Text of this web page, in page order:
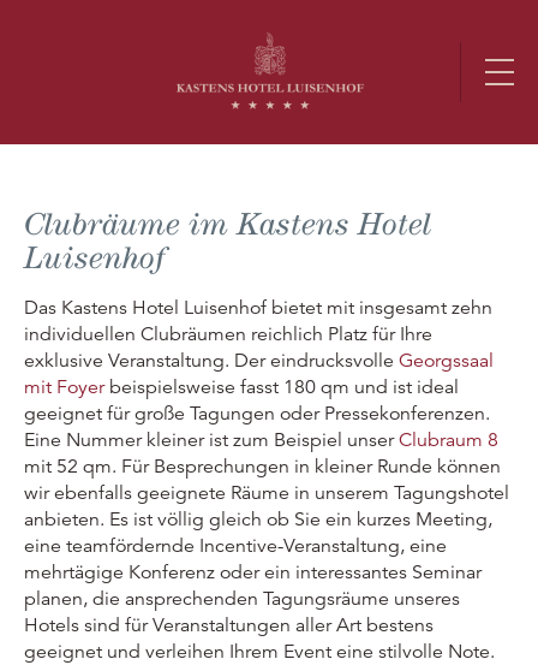
Clubräume im Kastens Hotel
Luisenhof
Das Kastens Hotel Luisenhof bietet mit insgesamt zehn
individuellen Clubräumen reichlich Platz für Ihre
exklusive Veranstaltung. Der eindrucksvolle Georgssaal
mit Foyerbeispielsweise fasst 180 qm und ist ideal
geeignet für große Tagungen oder Pressekonferenzen.
Eine Nummer kleiner ist zum Beispiel unserClubraum 8
mit 52 qm. Für Besprechungen in kleiner Runde können
wir ebenfalls geeignete Räume in unserem Tagungshotel
anbieten. Es ist völlig gleich ob Sie ein kurzes Meeting,
eine teamfördernde Incentive-Veranstaltung, eine
mehrtägige Konferenz oder ein interessantes Seminar
planen, die ansprechenden Tagungsräume unseres
Hotels sind für Veranstaltungen aller Art bestens
geeignet und verleihen Ihrem Event eine stilvolle Note.